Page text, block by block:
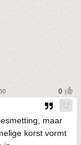
maar
korst vormt